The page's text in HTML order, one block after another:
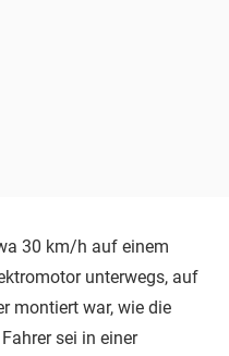
30 km/h auf einem
unterwegs, auf
montiert war, wie die
sei in einer